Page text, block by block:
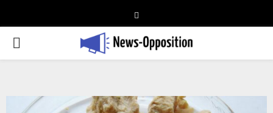
PRIMARY